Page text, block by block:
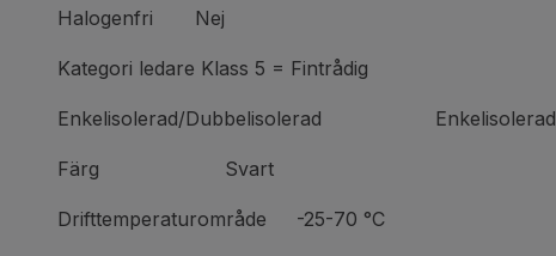
Halogenfri Nej
Kategori ledare Klass 5 = Fintrådig
Enkelisolerad/Dubbelisolerad Enkelisolerad
Färg Svart
Drifttemperaturområde -25-70 °C